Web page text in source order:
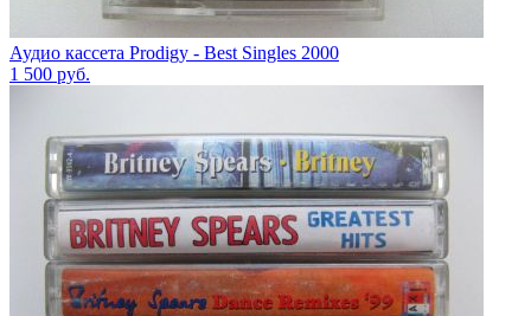
Аудио кассета Prodigy - Best Singles 2000
1 500 руб.